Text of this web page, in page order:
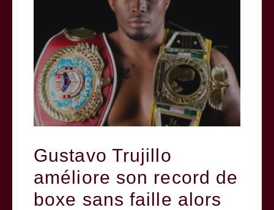
Gustavo Trujillo
améliore son record de
boxe sans faille alors